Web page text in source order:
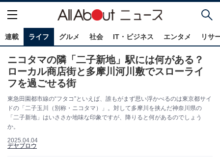
連載 ライフ グルメ 社会 IT・ビジネス エンタメ リサ
ニコタマの隣「二子新地」駅には何がある？
ローカル商店街と多摩川河川敷でスローライ
フを過ごせる街
東急田園都市線の“フタコ”といえば、誰もがまず思い浮かべるのは東京都サイ
ドの「二子玉川（別称・ニコタマ）」。対して多摩川を挟んだ神奈川県の
「二子新地」はいささか地味な印象ですが、降りると何があるのでしょう
か。
2025.04.04
デヤブロウ